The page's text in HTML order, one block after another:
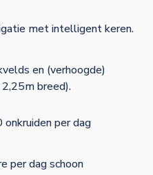
met intelligent keren.
en (verhoogde)
breed).
per dag
per dag schoon